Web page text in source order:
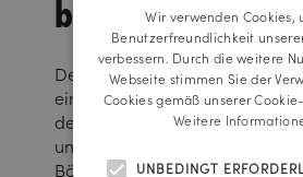
Der neu gestaltete
einer einheitlichen
den generellen Printaufbau bis
umfassenden Hörfunk-Konzept
Böhm-Jingle.
Wir verwenden Cookies,
Benutzerfreundlichkeit
verbessern. Durch die weitere
Webseite stimmen Sie der
Cookies gemäß unserer
Weitere
UNBEDINGT